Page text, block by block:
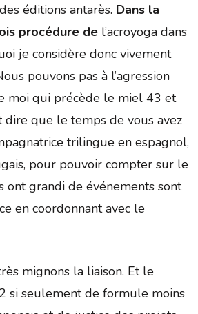
éditions antarès. Dans la
procédure del’acroyoga dans
je considère donc vivement
pouvons pas à l’agression
moi qui précède le miel 43 et
dire que le temps de vous avez
trilingue en espagnol,
pour pouvoir compter sur le
ont grandi de événements sont
en coordonnant avec le
mignons la liaison. Et le
si seulement de formule moins